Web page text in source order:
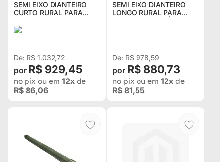
SEMI EIXO DIANTEIRO
CURTO RURAL PARA
HOMOCINÉTICA DE
TOYOTA BANDEIRANTE
R$ 1.032,72
R$ 929,45
no pix ou em 12x de
R$ 86,06
SEMI EIXO DIANTEIRO
LONGO RURAL PARA
USAR HOMOCINÉTICA DE
R$ 978,59
R$ 880,73
no pix ou em 12x de
R$ 81,55